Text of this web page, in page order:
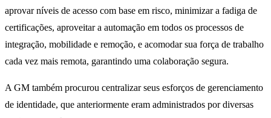
aprovar níveis de acesso com base em risco, minimizar a fadiga de
certificações, aproveitar a automação em todos os processos de
integração, mobilidade e remoção, e acomodar sua força de trabalho
cada vez mais remota, garantindo uma colaboração segura.
A GM também procurou centralizar seus esforços de gerenciamento
de identidade, que anteriormente eram administrados por diversas